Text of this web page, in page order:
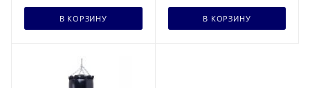
В КОРЗИНУ В КОРЗИНУ